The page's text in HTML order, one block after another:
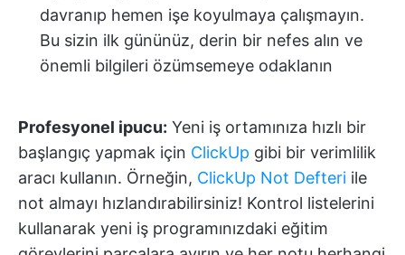
davranıp hemen işe koyulmaya çalışmayın.
Bu sizin ilk gününüz, derin bir nefes alın ve
önemli bilgileri özümsemeye odaklanın
Profesyonel ipucu: Yeni iş ortamınıza hızlı bir
başlangıç yapmak için ClickUp gibi bir verimlilik
aracı kullanın. Örneğin, ClickUp Not Defteri ile
not almayı hızlandırabilirsiniz! Kontrol listelerini
kullanarak yeni iş programınızdaki eğitim